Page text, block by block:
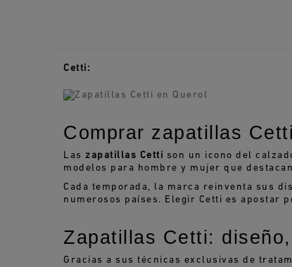
Cetti:
Comprar zapatillas
Las zapatillas Cetti son un icono del
modelos para hombre y mujer que
Cada temporada, la marca reinventa sus
numerosos países. Elegir Cetti es apostar
Zapatillas Cetti:
Gracias a sus técnicas exclusivas de